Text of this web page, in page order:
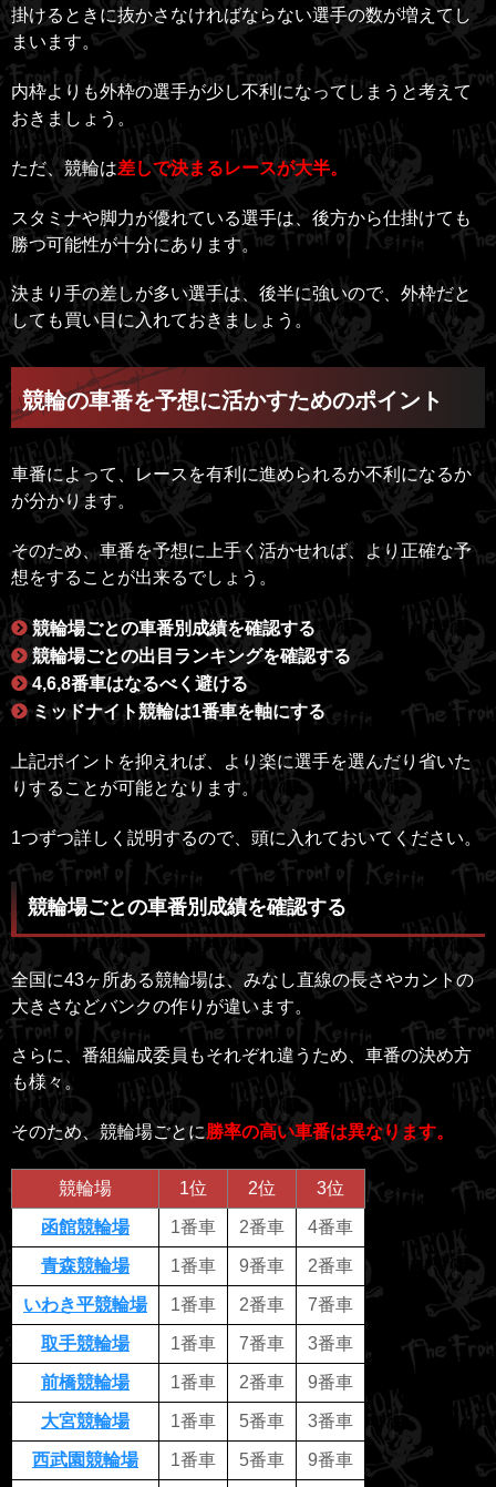
掛けるときに抜かさなければならない選手の数が増えてし
まいます。
内枠よりも外枠の選手が少し不利になってしまうと考えて
おきましょう。
ただ、競輪は差しで決まるレースが大半。
スタミナや脚力が優れている選手は、後方から仕掛けても
勝つ可能性が十分にあります。
決まり手の差しが多い選手は、後半に強いので、外枠だと
しても買い目に入れておきましょう。
競輪の車番を予想に活かすためのポイント
車番によって、レースを有利に進められるか不利になるか
が分かります。
そのため、車番を予想に上手く活かせれば、より正確な予
想をすることが出来るでしょう。
競輪場ごとの車番別成績を確認する
競輪場ごとの出目ランキングを確認する
4,6,8番車はなるべく避ける
ミッドナイト競輪は1番車を軸にする
上記ポイントを抑えれば、より楽に選手を選んだり省いた
りすることが可能となります。
1つずつ詳しく説明するので、頭に入れておいてください。
競輪場ごとの車番別成績を確認する
全国に43ヶ所ある競輪場は、みなし直線の長さやカントの
大きさなどバンクの作りが違います。
さらに、番組編成委員もそれぞれ違うため、車番の決め方
も様々。
そのため、競輪場ごとに勝率の高い車番は異なります。
競輪場 1位 2位 3位
函館競輪場 1番車 2番車 4番車
青森競輪場 1番車 9番車 2番車
いわき平競輪場 1番車 2番車 7番車
取手競輪場 1番車 7番車 3番車
前橋競輪場 1番車 2番車 9番車
大宮競輪場 1番車 5番車 3番車
西武園競輪場 1番車 5番車 9番車